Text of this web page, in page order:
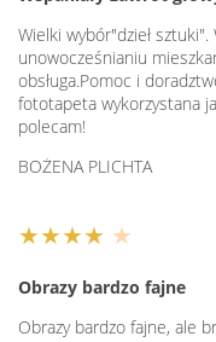
Wielki wybór"dzieł sztuki".
unowocześnianiu
obsługa.Pomoc i
fototapeta wykorzystana
polecam!
BOŻENA PLICHTA
★★★★ ★
Obrazy bardzo fajne
Obrazy bardzo fajne, ale